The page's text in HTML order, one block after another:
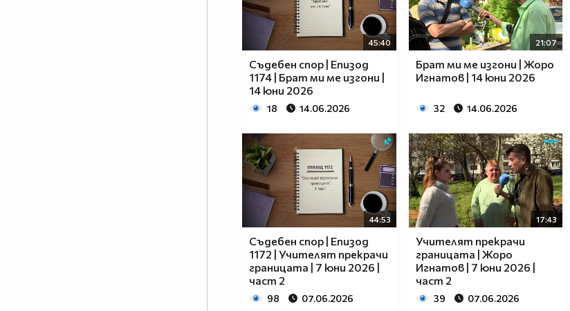
45:40
Съдебен спор | Епизод
1174 | Брат ми ме изгони |
14 юни 2026
18 14.06.2026
21:07
Брат ми ме изгони | Жоро
Игнатов | 14 юни 2026
32 14.06.2026
44:53
Съдебен спор | Епизод
1172 | Учителят прекрачи
границата | 7 юни 2026 |
част 2
98 07.06.2026
17:43
Учителят прекрачи
границата | Жоро
Игнатов | 7 юни 2026 |
част 2
39 07.06.2026